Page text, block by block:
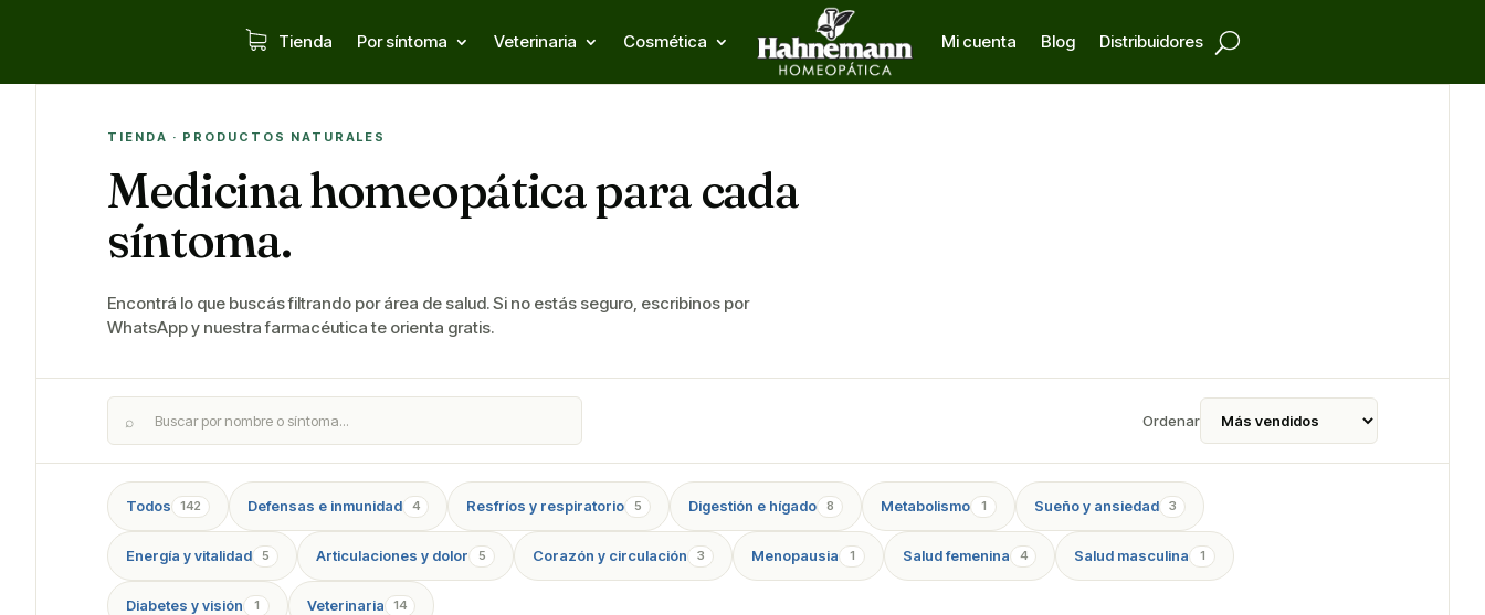
Tienda Por síntoma Veterinaria Cosmética Mi cuenta Blog Distribuidores
TIENDA · PRODUCTOS NATURALES
Medicina homeopática para cada
síntoma.
Encontrá lo que buscás filtrando por área de salud. Si no estás seguro, escribinos por
WhatsApp y nuestra farmacéutica te orienta gratis.
⌕ Ordenar
Todos 142 Defensas e inmunidad 4 Resfríos y respiratorio 5 Digestión e hígado 8 Metabolismo 1 Sueño y ansiedad 3
Energía y vitalidad 5 Articulaciones y dolor 5 Corazón y circulación 3 Menopausia 1 Salud femenina 4 Salud masculina 1
Diabetes y visión 1 Veterinaria 14